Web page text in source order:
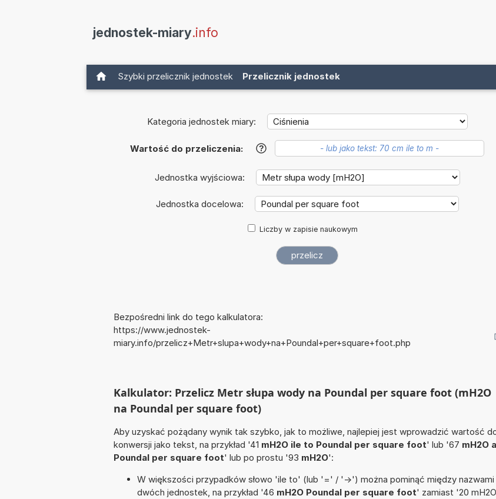
jednostek-miary.info
Szybki przelicznik jednostek Przelicznik jednostek
Kategoria jednostek miary:
Wartość do przeliczenia: ?
Jednostka wyjściowa:
Jednostka docelowa:
Liczby w zapisie naukowym
Bezpośredni link do tego kalkulatora:
https://www.jednostek-
miary.info/przelicz+Metr+slupa+wody+na+Poundal+per+square+foot.php
Kalkulator: Przelicz Metr słupa wody na Poundal per square foot (mH2O
na Poundal per square foot)
Aby uzyskać pożądany wynik tak szybko, jak to możliwe, najlepiej jest wprowadzić wartość
konwersji jako tekst, na przykład '41 mH2O ile to Poundal per square foot' lub '67 mH2O a
Poundal per square foot' lub po prostu '93 mH2O':
W większości przypadków słowo 'ile to' (lub '=' / '->') można pominąć między nazwami
dwóch jednostek, na przykład '46 mH2O Poundal per square foot' zamiast '20 mH2O